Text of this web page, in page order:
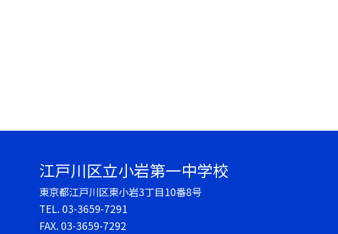
江戸川区立小岩第一中学校
東京都江戸川区東小岩3丁目10番8号
TEL. 03-3659-7291
FAX. 03-3659-7292